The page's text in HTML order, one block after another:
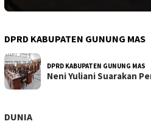
DPRD KABUPATEN GUNUNG MAS
DPRD KABUPATEN GUNUNG MAS
Neni Yuliani Suarakan
DUNIA